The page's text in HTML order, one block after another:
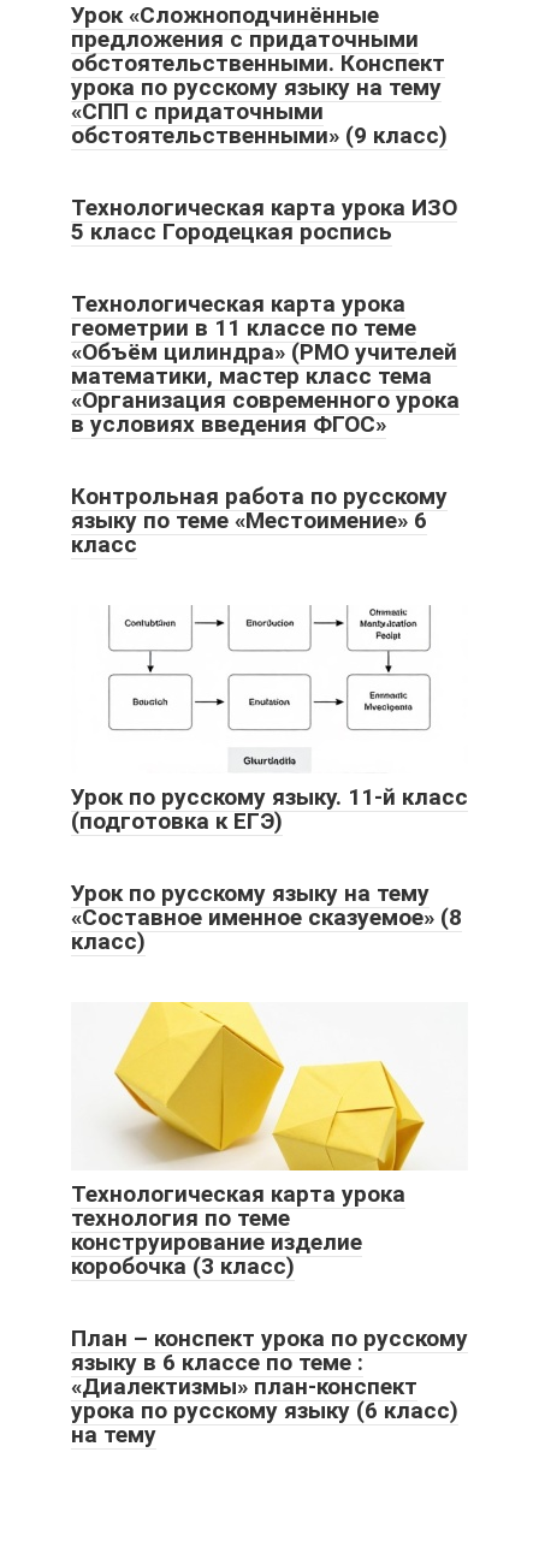
Урок «Сложноподчинённые
предложения с придаточными
обстоятельственными. Конспект
урока по русскому языку на тему
«СПП с придаточными
обстоятельственными» (9 класс)
Технологическая карта урока ИЗО
5 класс Городецкая роспись
Технологическая карта урока
геометрии в 11 классе по теме
«Объём цилиндра» (РМО учителей
математики, мастер класс тема
«Организация современного урока
в условиях введения ФГОС»
Контрольная работа по русскому
языку по теме «Местоимение» 6
класс
Урок по русскому языку. 11-й класс
(подготовка к ЕГЭ)
Урок по русскому языку на тему
«Составное именное сказуемое» (8
класс)
Технологическая карта урока
технология по теме
конструирование изделие
коробочка (3 класс)
План – конспект урока по русскому
языку в 6 классе по теме :
«Диалектизмы» план-конспект
урока по русскому языку (6 класс)
на тему